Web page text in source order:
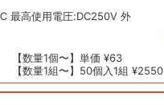
最高使用電圧:DC250V 外
【数量1個〜】単価 ¥63
【数量1組〜】50個入1組 ¥2550